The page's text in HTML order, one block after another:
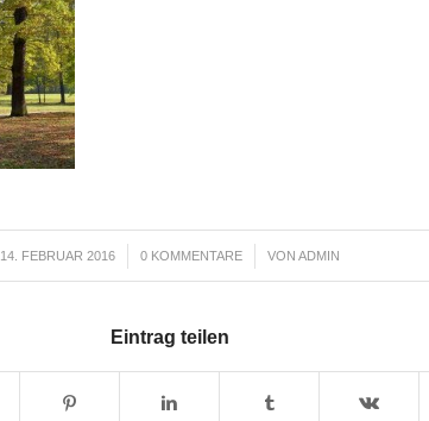
14. FEBRUAR 2016
/ 0 KOMMENTARE
/ VONADMIN
Eintrag teilen